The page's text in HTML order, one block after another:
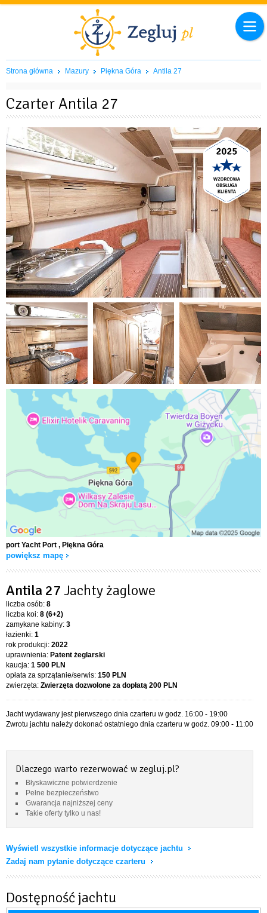
Strona główna Mazury Piękna Góra Antila 27
Czarter Antila 27
port Yacht Port , Piękna Góra
powiększ mapę
Antila 27 Jachty żaglowe
liczba osób: 8
liczba koi: 8 (6+2)
zamykane kabiny: 3
łazienki: 1
rok produkcji: 2022
uprawnienia: Patent żeglarski
kaucja: 1 500 PLN
opłata za sprzątanie/serwis: 150 PLN
zwierzęta: Zwierzęta dozwolone za dopłatą 200 PLN
Jacht wydawany jest pierwszego dnia czarteru w godz. 16:00 - 19:00
Zwrotu jachtu należy dokonać ostatniego dnia czarteru w godz. 09:00 - 11:00
Dlaczego warto rezerwować w zegluj.pl?
Błyskawiczne potwierdzenie
Pełne bezpieczeństwo
Gwarancja najniższej ceny
Takie oferty tylko u nas!
Wyświetl wszystkie informacje dotyczące jachtu
Zadaj nam pytanie dotyczące czarteru
Dostępność jachtu